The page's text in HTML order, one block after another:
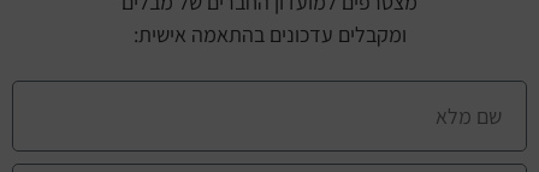
ומקבלים עדכונים בהתאמה אישית: